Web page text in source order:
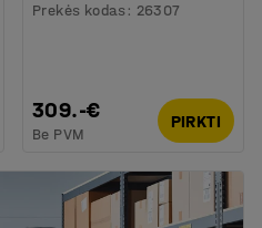
Prekės kodas : 26307
309.-€
Be PVM
PIRKTI